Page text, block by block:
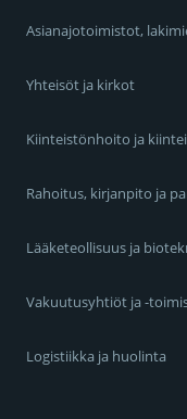
Asianajotoimistot,
Yhteisöt ja kirkot
Kiinteistönhoito ja
Rahoitus, kirjanpito ja
Lääketeollisuus ja
Vakuutusyhtiöt ja -
Logistiikka ja huolinta